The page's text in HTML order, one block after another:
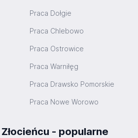
Praca Dołgie
Praca Chlebowo
Praca Ostrowice
Praca Warniłęg
Praca Drawsko Pomorskie
Praca Nowe Worowo
- popularne